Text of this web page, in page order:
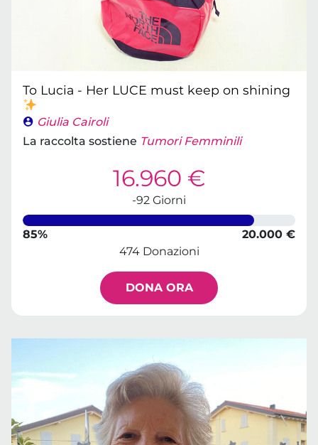
To Lucia - Her LUCE must keep on shining
Giulia Cairoli
La raccolta sostiene Tumori Femminili
16.960 €
-92 Giorni
85%
20.000 €
474 Donazioni
DONA ORA